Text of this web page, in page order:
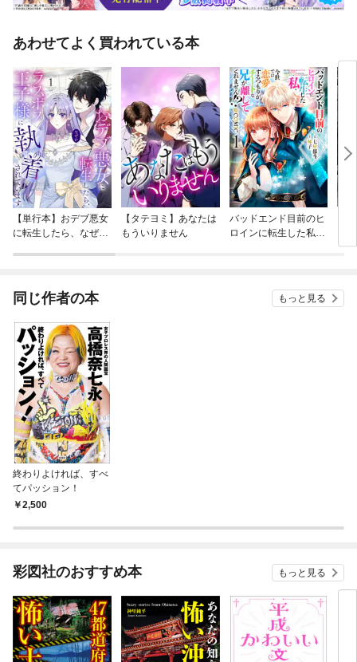
あわせてよく買われている本
【単行本】おデブ悪女
に転生したら、なぜか
【タテヨミ】あなたは
もういりません
バッドエンド目前のヒ
ロインに転生した私、
同じ作者の本 もっと見る
終わりよければ、すべ
てパッション！
2,500
彩図社のおすすめ本 もっと見る